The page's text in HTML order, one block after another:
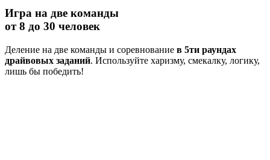
Игра на две команды
от 8 до 30 человек
Деление на две команды и соревнование в 5ти раундах
драйвовых заданий. Используйте харизму, смекалку, логику,
лишь бы победить!